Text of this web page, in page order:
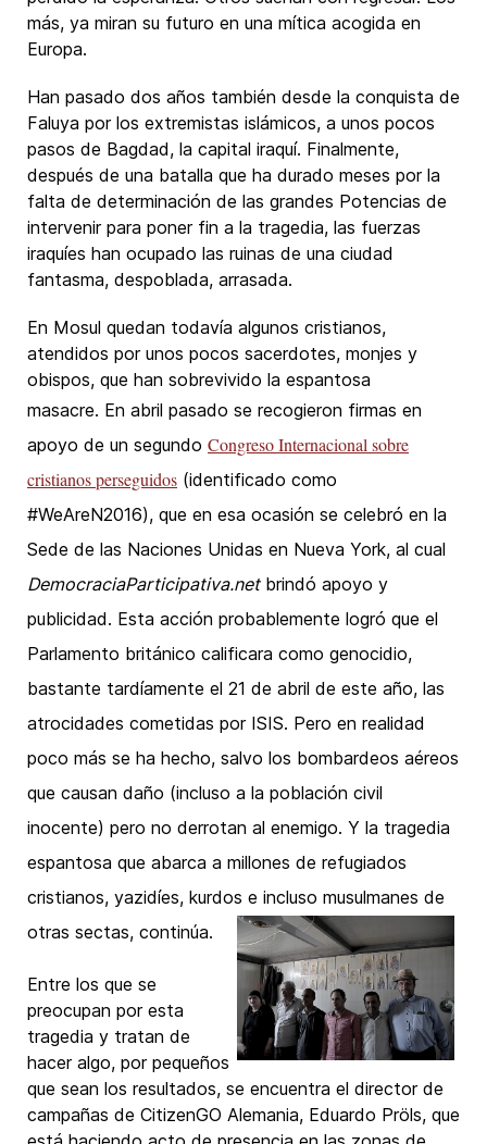
más, ya miran su futuro en una mítica acogida en
Europa.
Han pasado dos años también desde la conquista de
Faluya por los extremistas islámicos, a unos pocos
pasos de Bagdad, la capital iraquí. Finalmente,
después de una batalla que ha durado meses por la
falta de determinación de las grandes Potencias de
intervenir para poner fin a la tragedia, las fuerzas
iraquíes han ocupado las ruinas de una ciudad
fantasma, despoblada, arrasada.
En Mosul quedan todavía algunos cristianos,
atendidos por unos pocos sacerdotes, monjes y
obispos, que han sobrevivido la espantosa
masacre. En abril pasado se recogieron firmas en
apoyo de un segundo Congreso Internacional sobre
cristianos perseguidos (identificado como
#WeAreN2016), que en esa ocasión se celebró en la
Sede de las Naciones Unidas en Nueva York, al cual
DemocraciaParticipativa.netbrindó apoyo y
publicidad. Esta acción probablemente logró que el
Parlamento británico calificara como genocidio,
bastante tardíamente el 21 de abril de este año, las
atrocidades cometidas por ISIS. Pero en realidad
poco más se ha hecho, salvo los bombardeos aéreos
que causan daño (incluso a la población civil
inocente) pero no derrotan al enemigo. Y la tragedia
espantosa que abarca a millones de refugiados
cristianos, yazidíes, kurdos e incluso musulmanes de
otras sectas, continúa.
Entre los que se
preocupan por esta
tragedia y tratan de
hacer algo, por pequeños
que sean los resultados, se encuentra el director de
campañas de CitizenGO Alemania, Eduardo Pröls, que